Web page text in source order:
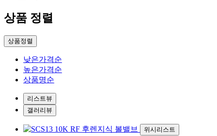
상품 정렬
상품정렬
낮은가격순
높은가격순
상품명순
리스트뷰
갤러리뷰
위시리스트